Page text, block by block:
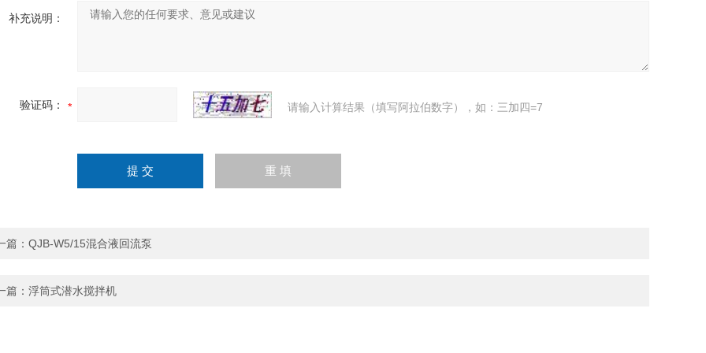
补充说明：
验证码： 请输入计算结果（填写阿拉伯数字），如：三加四=7
篇： QJB-W5/15混合液回流泵
篇： 浮筒式潜水搅拌机